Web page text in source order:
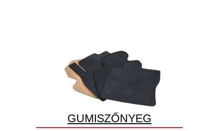
GUMISZŐNYEG